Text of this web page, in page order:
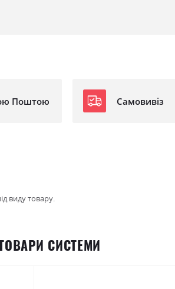
Поштою Самовивіз
виду товару.
СИСТЕМИ